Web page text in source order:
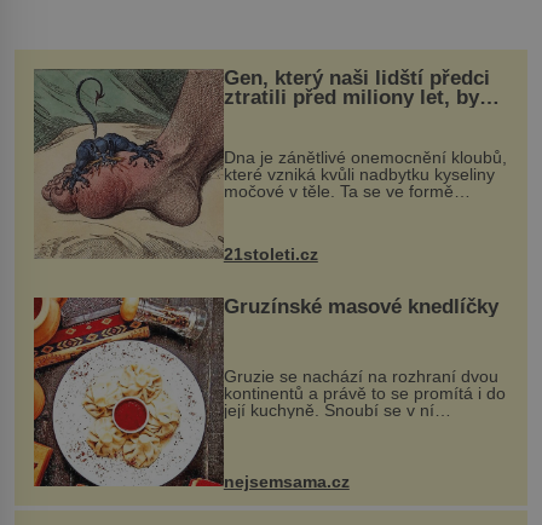
Gen, který naši lidští předci
ztratili před miliony let, by
mohl pomoci s léčbou
„nemoci králů“
Dna je zánětlivé onemocnění kloubů,
které vzniká kvůli nadbytku kyseliny
močové v těle. Ta se ve formě
nohou, a způsobuje bole...
21stoleti.cz
Gruzínské masové knedlíčky
Gruzie se nachází na rozhraní dvou
kontinentů a právě to se promítá i do
její kuchyně. Snoubí se v ní
evropské a asijské chutě a díky tomu
vznikají rozmanité a chuťově bohaté
pokrmy, které rozhodně st...
nejsemsama.cz